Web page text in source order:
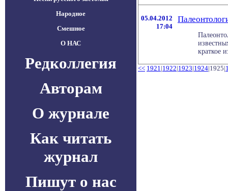
Народное
Смешное
О НАС
Редколлегия
Авторам
О журнале
Как читать
журнал
Пишут о нас
05.04.2012
17:04
краткое
<< 1921|1922|1923|1924|1925|